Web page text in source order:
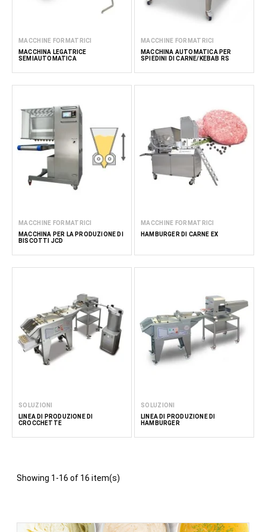
MACCHINE FORMATRICI
MACCHINA LEGATRICE
SEMIAUTOMATICA
MACCHINE FORMATRICI
MACCHINA AUTOMATICA PER
SPIEDINI DI CARNE/KEBAB RS
MACCHINE FORMATRICI
MACCHINA PER LA PRODUZIONE DI
BISCOTTI JCD
MACCHINE FORMATRICI
HAMBURGER DI CARNE EX
SOLUZIONI
LINEA DI PRODUZIONE DI
CROCCHETTE
SOLUZIONI
LINEA DI PRODUZIONE DI
HAMBURGER
Showing 1-16 of 16 item(s)